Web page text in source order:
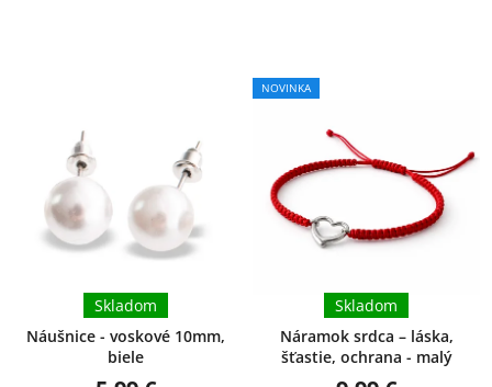
Náušnice - voskové 10mm,
biele
Skladom
NOVINKA
Náramok srdca – láska,
šťastie, ochrana - malý
Skladom